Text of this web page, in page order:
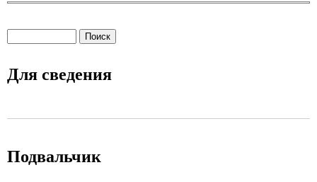
Для сведения
Main menu 2
Подвальчик